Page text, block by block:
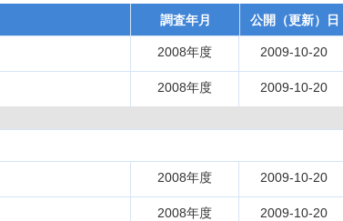
調査年月 公開（更新）日
2008年度 2009-10-20
2008年度 2009-10-20
2008年度 2009-10-20
2008年度 2009-10-20